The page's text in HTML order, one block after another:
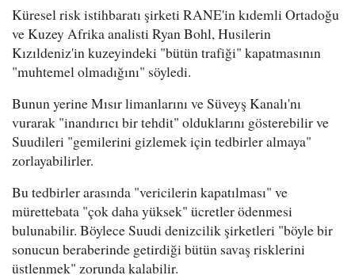
Küresel risk istihbaratı şirketi RANE'in kıdemli Ortadoğu
ve Kuzey Afrika analisti Ryan Bohl, Husilerin
Kızıldeniz'in kuzeyindeki "bütün trafiği" kapatmasının
"muhtemel olmadığını" söyledi.
Bunun yerine Mısır limanlarını ve Süveyş Kanalı'nı
vurarak "inandırıcı bir tehdit" olduklarını gösterebilir ve
Suudileri "gemilerini gizlemek için tedbirler almaya"
zorlayabilirler.
Bu tedbirler arasında "vericilerin kapatılması" ve
mürettebata "çok daha yüksek" ücretler ödenmesi
bulunabilir. Böylece Suudi denizcilik şirketleri "böyle bir
sonucun beraberinde getirdiği bütün savaş risklerini
üstlenmek" zorunda kalabilir.